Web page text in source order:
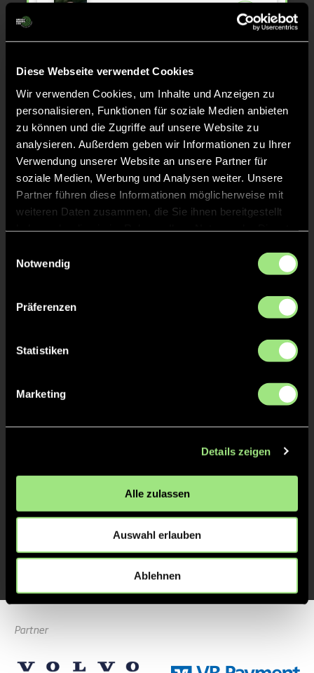
Diese Webseite verwendet Cookies
Wir verwenden Cookies, um Inhalte und Anzeigen zu
personalisieren, Funktionen für soziale Medien anbieten
zu können und die Zugriffe auf unsere Website zu
analysieren. Außerdem geben wir Informationen zu Ihrer
Verwendung unserer Website an unsere Partner für
soziale Medien, Werbung und Analysen weiter. Unsere
Partner führen diese Informationen möglicherweise mit
weiteren Daten zusammen, die Sie ihnen bereitgestellt
Notwendig
Präferenzen
Statistiken
Marketing
Details zeigen
Alle zulassen
Auswahl erlauben
Ablehnen
24
Mathilda
25' TOR 1:1, FELDTOR
Rosa LieT.
ABPFIFF 2. Viertel
1' ABPFIFF 1. Viertel
Partner